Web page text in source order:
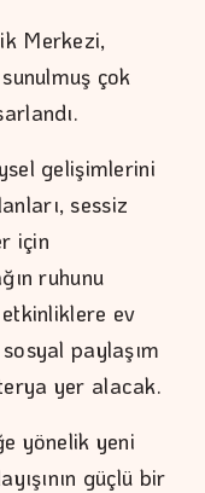
Merkezi,
çok
gelişimlerini
sessiz
için
ruhunu
ev
paylaşım
yer alacak.
yönelik yeni
güçlü bir